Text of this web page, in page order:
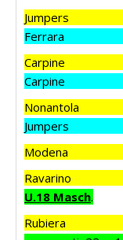
Ferrara 9
Carpine 6
Jumpers
U.18 Masch.